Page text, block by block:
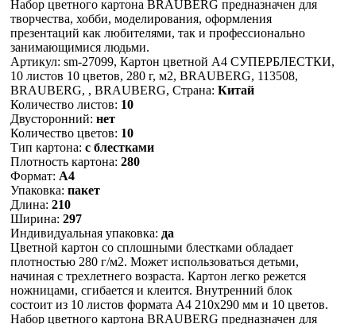
Набор цветного картона BRAUBERG предназначен для
творчества, хобби, моделирования, оформления
презентаций как любителями, так и профессионально
занимающимися людьми.
Артикул: sm-27099, Картон цветной А4 СУПЕРБЛЕСТКИ,
10 листов 10 цветов, 280 г, м2, BRAUBERG, 113508,
BRAUBERG, , BRAUBERG, Страна: Китай
Количество листов: 10
Двусторонний: нет
Количество цветов: 10
Тип картона: с блестками
Плотность картона: 280
Формат: А4
Упаковка: пакет
Длина: 210
Ширина: 297
Индивидуальная упаковка: да
Цветной картон со сплошными блестками обладает
плотностью 280 г/м2. Может использоваться детьми,
начиная с трехлетнего возраста. Картон легко режется
ножницами, сгибается и клеится. Внутренний блок
состоит из 10 листов формата А4 210х290 мм и 10 цветов.
Набор цветного картона BRAUBERG предназначен для